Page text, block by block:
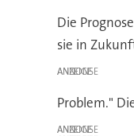
Die
sie in
ANZEIGE
Problem."
ANZEIGE